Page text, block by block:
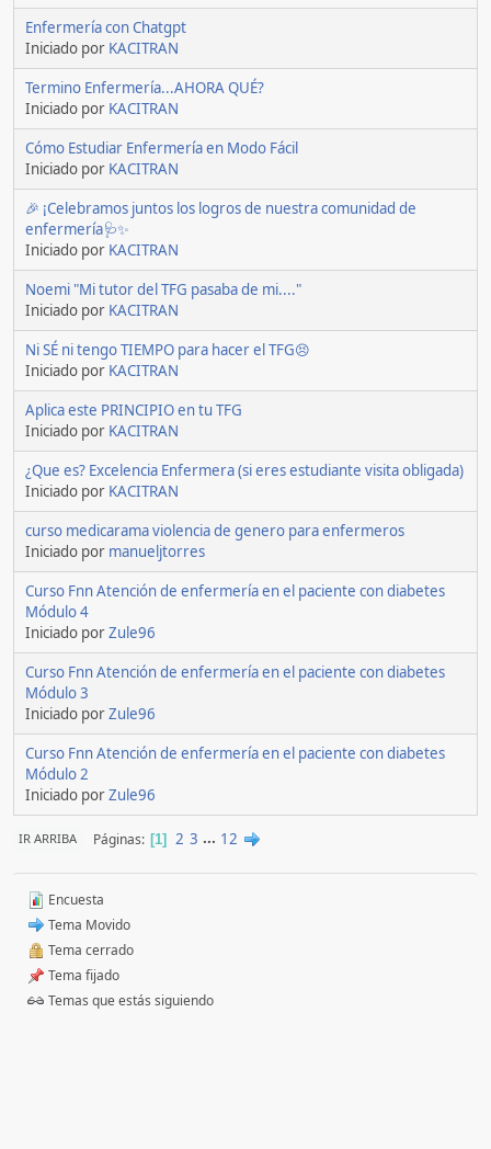
Enfermería con Chatgpt
Iniciado por KACITRAN
Termino Enfermería...AHORA QUÉ?
Iniciado por KACITRAN
Cómo Estudiar Enfermería en Modo Fácil
Iniciado por KACITRAN
🎉 ¡Celebramos juntos los logros de nuestra comunidad de
enfermería🩺✨
Iniciado por KACITRAN
Noemi "Mi tutor del TFG pasaba de mi...."
Iniciado por KACITRAN
Ni SÉ ni tengo TIEMPO para hacer el TFG😣
Iniciado por KACITRAN
Aplica este PRINCIPIO en tu TFG
Iniciado por KACITRAN
¿Que es? Excelencia Enfermera (si eres estudiante visita obligada)
Iniciado por KACITRAN
curso medicarama violencia de genero para enfermeros
Iniciado por manueljtorres
Curso Fnn Atención de enfermería en el paciente con diabetes
Módulo 4
Iniciado porZule96
Curso Fnn Atención de enfermería en el paciente con diabetes
Módulo 3
Iniciado porZule96
Curso Fnn Atención de enfermería en el paciente con diabetes
Módulo 2
Iniciado porZule96
IR ARRIBA Páginas 1 2 3 ... 12
Encuesta
Tema Movido
Tema cerrado
Tema fijado
Temas que estás siguiendo